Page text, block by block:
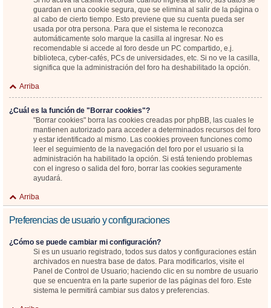
guardan en una cookie segura, que se elimina al salir de la página o
al cabo de cierto tiempo. Esto previene que su cuenta pueda ser
usada por otra persona. Para que el sistema le reconozca
automáticamente solo marque la casilla al ingresar. No es
recomendable si accede al foro desde un PC compartido, e.j.
biblioteca, cyber-cafés, PCs de universidades, etc. Si no ve la casilla,
significa que la administración del foro ha deshabilitado la opción.
Arriba
¿Cuál es la función de "Borrar cookies"?
"Borrar cookies" borra las cookies creadas por phpBB, las cuales le
mantienen autorizado para acceder a determinados recursos del foro
y estar identificado al mismo. Las cookies proveen funciones como
leer el seguimiento de la navegación del foro por el usuario si la
administración ha habilitado la opción. Si está teniendo problemas
con el ingreso o salida del foro, borrar las cookies seguramente
ayudará.
Arriba
Preferencias de usuario y configuraciones
¿Cómo se puede cambiar mi configuración?
Si es un usuario registrado, todos sus datos y configuraciones están
archivados en nuestra base de datos. Para modificarlos, visite el
Panel de Control de Usuario; haciendo clic en su nombre de usuario
que se encuentra en la parte superior de las páginas del foro. Este
sistema le permitirá cambiar sus datos y preferencias.